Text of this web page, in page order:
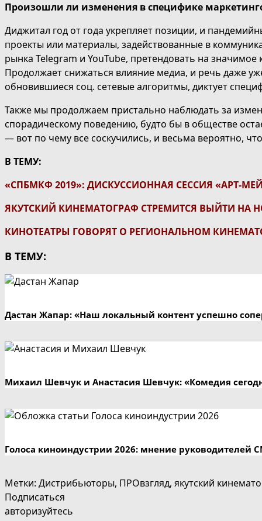
Произошли ли изменения в специфике
Диджитал год от года укрепляет позиции, и
проекты или материалы, задействованные в
рынка Telegram и YouTube, претендовать на
Продолжает снижаться влияние медиа, и речь даже
обновившиеся соц. сетевые алгоритмы, диктует
Также мы продолжаем пристально наблюдать за
спорадическому поведению, будто бы в обществе
— вот по чему все соскучились, и весьма вероятно,
В ТЕМУ:
«СПБМКФ 2019»: ДИСКУССИОННАЯ СЕССИЯ «АРТ-
ЯКУТСКИЙ КИНЕМАТОГРАФ СТРЕМИТСЯ ВЫЙТИ НА
КИНОТЕАТРЫ ГОВОРЯТ О РЕГИОНАЛЬНОМ
В ТЕМУ:
Дастан Жапар: «Наш локальный контент успешно
Михаил Шевчук и Анастасия Шевчук: «Комедия
Голоса киноиндустрии 2026: мнение руководителей
Метки: Дистрибьюторы, ПРОвзгляд, якутский
Подписаться
авторизуйтесь